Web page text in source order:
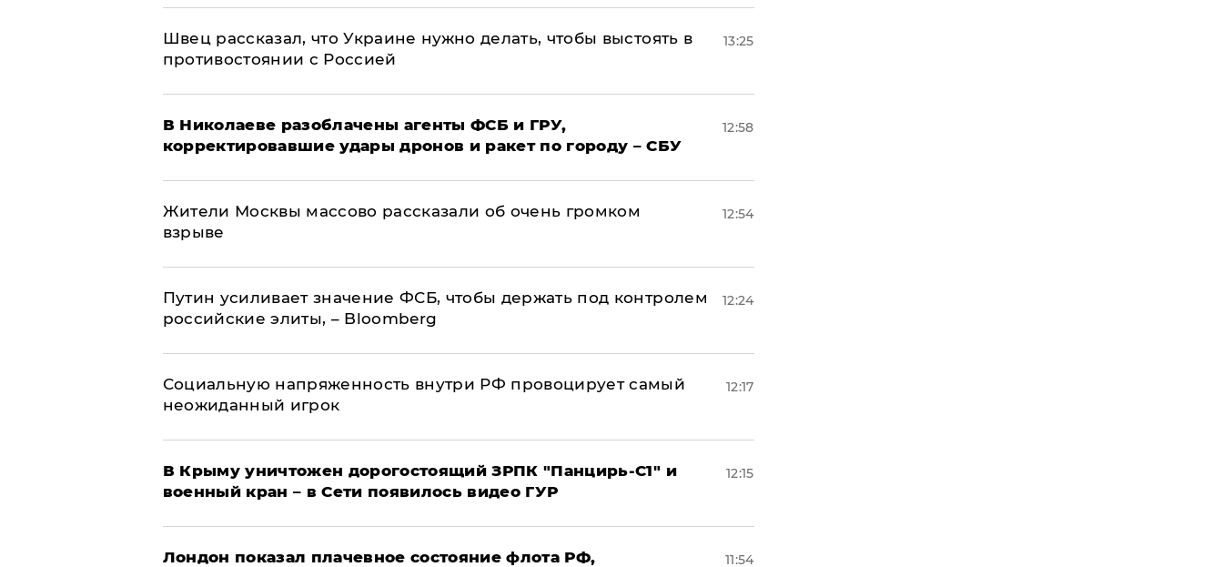
Швец рассказал, что Украине нужно делать, чтобы выстоять в
противостоянии с Россией
13:25
В Николаеве разоблачены агенты ФСБ и ГРУ,
корректировавшие удары дронов и ракет по городу – СБУ
12:58
Жители Москвы массово рассказали об очень громком
взрыве
12:54
Путин усиливает значение ФСБ, чтобы держать под контролем
российские элиты, – Bloomberg
12:24
Социальную напряженность внутри РФ провоцирует самый
неожиданный игрок
12:17
В Крыму уничтожен дорогостоящий ЗРПК "Панцирь-С1" и
военный кран – в Сети появилось видео ГУР
12:15
Лондон показал плачевное состояние флота РФ,
11:54